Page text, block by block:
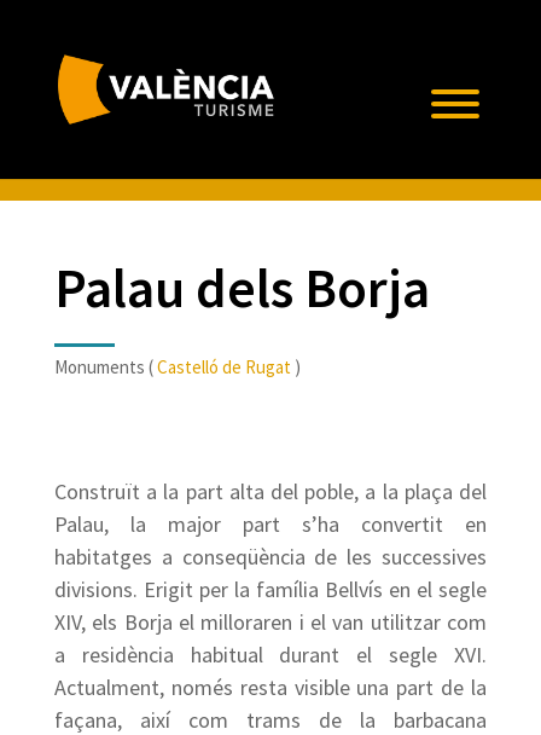
Palau dels Borja
Monuments (Castelló de Rugat)
Construït a la part alta del poble, a la plaça del
Palau, la major part s’ha convertit en
habitatges a conseqüència de les successives
divisions. Erigit per la família Bellvís en el segle
XIV, els Borja el milloraren i el van utilitzar com
a residència habitual durant el segle XVI.
Actualment, només resta visible una part de la
façana, així com trams de la barbacana